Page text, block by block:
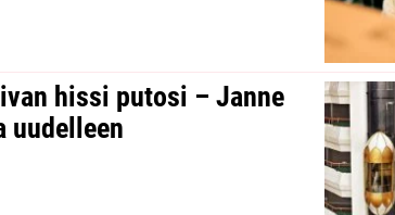
hissi putosi – Janne
uudelleen